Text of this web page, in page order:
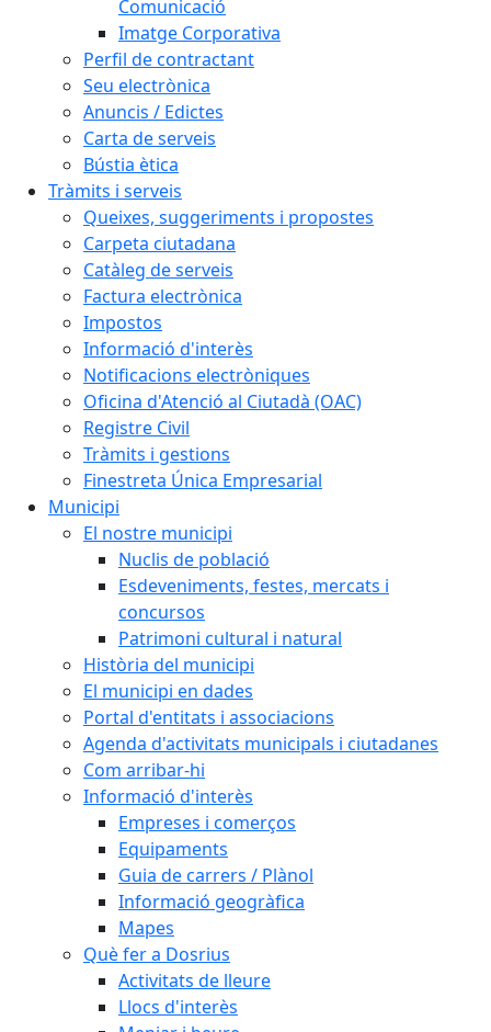
Comunicació
Imatge Corporativa
Perfil de contractant
Seu electrònica
Anuncis / Edictes
Carta de serveis
Bústia ètica
Tràmits i serveis
Queixes, suggeriments i propostes
Carpeta ciutadana
Catàleg de serveis
Factura electrònica
Impostos
Informació d'interès
Notificacions electròniques
Oficina d'Atenció al Ciutadà (OAC)
Registre Civil
Tràmits i gestions
Finestreta Única Empresarial
Municipi
El nostre municipi
Nuclis de població
Esdeveniments, festes, mercats i
concursos
Patrimoni cultural i natural
Història del municipi
El municipi en dades
Portal d'entitats i associacions
Agenda d'activitats municipals i ciutadanes
Com arribar-hi
Informació d'interès
Empreses i comerços
Equipaments
Guia de carrers / Plànol
Informació geogràfica
Mapes
Què fer a Dosrius
Activitats de lleure
Llocs d'interès